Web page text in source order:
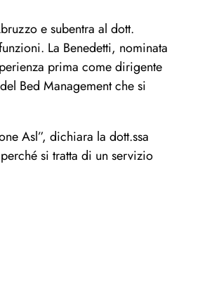
e subentra al dott.
La Benedetti, nominata
prima come dirigente
Bed Management che si
Asl”, dichiara la dott.ssa
si tratta di un servizio